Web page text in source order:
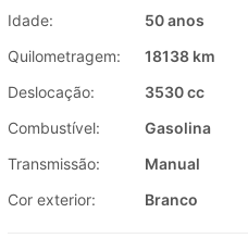
Idade:
50 anos
Quilometragem:
18138 km
Deslocação:
3530 cc
Combustível:
Gasolina
Transmissão:
Manual
Cor exterior:
Branco